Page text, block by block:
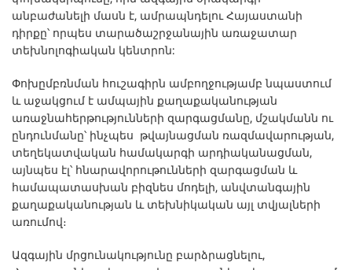
անբաժանելի մասն է, ամրապնդելու Հայաստանի
դիրքը՝ որպես տարածաշրջանային առաջատար
տեխնոլոգիական կենտրոն:
Փոխըմբռնման հուշագիրն ամբողջությամբ նպաստում
և աջակցում է ամպային քաղաքականության
առաջնահերթությունների զարգացմանը, մշակմանն ու
ընդունմանը՝ ինչպես թվայնացման ռազմավարության,
տեղեկատվական համակարգի արդիականացման,
այնպես էլ՝ հնարավորութունների զարգացման և
համապատասխան բիզնես մոդելի, անվտանգային
քաղաքականության և տեխնիկական այլ տվյալների
առումով։
Ազգային մրցունակությունը բարձրացնելու,